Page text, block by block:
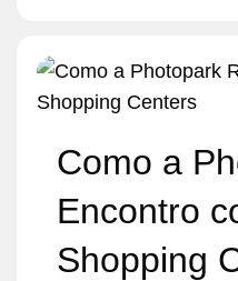
Como a
Encontro
Shopping